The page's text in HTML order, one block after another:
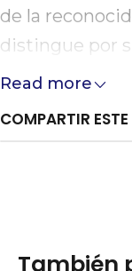
de la
distingue por
promueve el
Read more
COMPARTIR
También